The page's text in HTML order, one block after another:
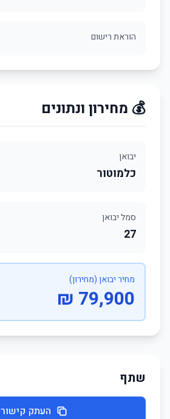
הוראת רישום
💰 מחירון ונתונים
יבואן
כלמוטור
סמל יבואן
27
מחיר יבואן (מחירון)
79,900 ₪
שתף
העתק קישור